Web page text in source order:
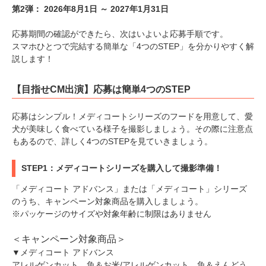
第2弾： 2026年8月1日 ～ 2027年1月31日
応募期間の確認ができたら、次はいよいよ応募手順です。
スマホひとつで完結する簡単な「4つのSTEP」を分かりやすく解
説します！
【目指せCM出演】応募は簡単4つのSTEP
応募はシンプル！メディコートシリーズのフードを用意して、愛
犬が美味しく食べている様子を撮影しましょう。その際に注意点
もあるので、詳しく4つのSTEPを見ていきましょう。
STEP1：メディコートシリーズを購入して撮影準備！
「メディコート アドバンス」または「メディコート」シリーズ
のうち、キャンペーン対象商品を購入しましょう。
※パッケージのサイズや対象年齢に制限はありません
＜キャンペーン対象商品＞
▼メディコート アドバンス
PECOアプリをダウンロード済みの方
アプリで開く